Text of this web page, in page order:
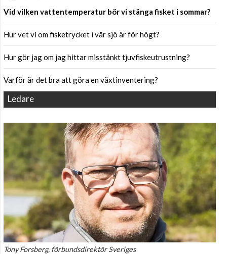
Vid vilken vattentemperatur bör vi stänga fisket i sommar?
Hur vet vi om fisketrycket i vår sjö är för högt?
Hur gör jag om jag hittar misstänkt tjuvfiskeutrustning?
Varför är det bra att göra en växtinventering?
Ledare
Tony Forsberg, förbundsdirektör Sveriges